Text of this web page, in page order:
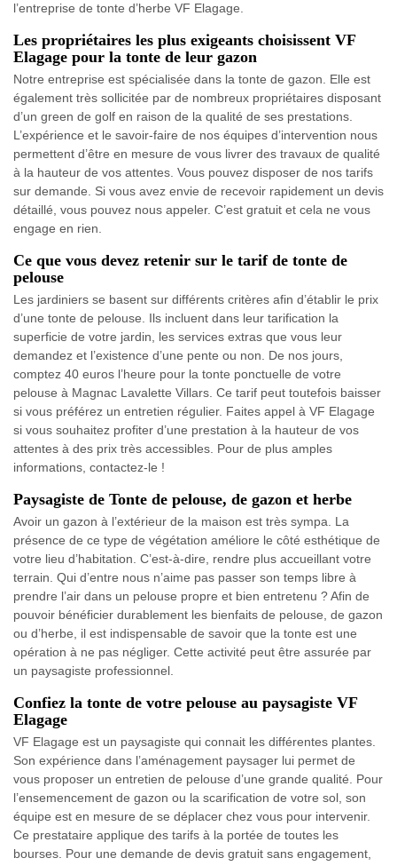
l’entreprise de tonte d’herbe VF Elagage.
Les propriétaires les plus exigeants choisissent VF
Elagage pour la tonte de leur gazon
Notre entreprise est spécialisée dans la tonte de gazon. Elle est
également très sollicitée par de nombreux propriétaires disposant
d’un green de golf en raison de la qualité de ses prestations.
L’expérience et le savoir-faire de nos équipes d’intervention nous
permettent d’être en mesure de vous livrer des travaux de qualité
à la hauteur de vos attentes. Vous pouvez disposer de nos tarifs
sur demande. Si vous avez envie de recevoir rapidement un devis
détaillé, vous pouvez nous appeler. C’est gratuit et cela ne vous
engage en rien.
Ce que vous devez retenir sur le tarif de tonte de
pelouse
Les jardiniers se basent sur différents critères afin d’établir le prix
d’une tonte de pelouse. Ils incluent dans leur tarification la
superficie de votre jardin, les services extras que vous leur
demandez et l’existence d’une pente ou non. De nos jours,
comptez 40 euros l’heure pour la tonte ponctuelle de votre
pelouse à Magnac Lavalette Villars. Ce tarif peut toutefois baisser
si vous préférez un entretien régulier. Faites appel à VF Elagage
si vous souhaitez profiter d’une prestation à la hauteur de vos
attentes à des prix très accessibles. Pour de plus amples
informations, contactez-le !
Paysagiste de Tonte de pelouse, de gazon et herbe
Avoir un gazon à l’extérieur de la maison est très sympa. La
présence de ce type de végétation améliore le côté esthétique de
votre lieu d’habitation. C’est-à-dire, rendre plus accueillant votre
terrain. Qui d’entre nous n’aime pas passer son temps libre à
prendre l’air dans un pelouse propre et bien entretenu ? Afin de
pouvoir bénéficier durablement les bienfaits de pelouse, de gazon
ou d’herbe, il est indispensable de savoir que la tonte est une
opération à ne pas négliger. Cette activité peut être assurée par
un paysagiste professionnel.
Confiez la tonte de votre pelouse au paysagiste VF
Elagage
VF Elagage est un paysagiste qui connait les différentes plantes.
Son expérience dans l’aménagement paysager lui permet de
vous proposer un entretien de pelouse d’une grande qualité. Pour
l’ensemencement de gazon ou la scarification de votre sol, son
équipe est en mesure de se déplacer chez vous pour intervenir.
Ce prestataire applique des tarifs à la portée de toutes les
bourses. Pour une demande de devis gratuit sans engagement,